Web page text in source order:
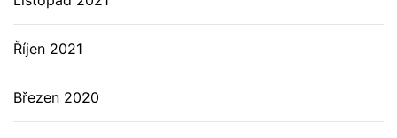
Říjen 2021
Březen 2020